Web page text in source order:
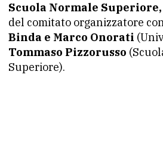
Scuola Normale Superiore,
del comitato organizzatore
Binda e Marco Onorati
Tommaso Pizzorusso
Superiore).